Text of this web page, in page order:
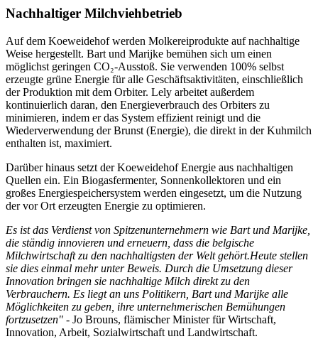
Nachhaltiger Milchviehbetrieb
Auf dem Koeweidehof werden Molkereiprodukte auf nachhaltige
Weise hergestellt. Bart und Marijke bemühen sich um einen
möglichst geringen CO₂-Ausstoß. Sie verwenden 100% selbst
erzeugte grüne Energie für alle Geschäftsaktivitäten, einschließlich
der Produktion mit dem Orbiter. Lely arbeitet außerdem
kontinuierlich daran, den Energieverbrauch des Orbiters zu
minimieren, indem er das System effizient reinigt und die
Wiederverwendung der Brunst (Energie), die direkt in der Kuhmilch
enthalten ist, maximiert.
Darüber hinaus setzt der Koeweidehof Energie aus nachhaltigen
Quellen ein. Ein Biogasfermenter, Sonnenkollektoren und ein
großes Energiespeichersystem werden eingesetzt, um die Nutzung
der vor Ort erzeugten Energie zu optimieren.
Es ist das Verdienst von Spitzenunternehmern wie Bart und Marijke,
die ständig innovieren und erneuern, dass die belgische
Milchwirtschaft zu den nachhaltigsten der Welt gehört.Heute stellen
sie dies einmal mehr unter Beweis. Durch die Umsetzung dieser
Innovation bringen sie nachhaltige Milch direkt zu den
Verbrauchern. Es liegt an uns Politikern, Bart und Marijke alle
Möglichkeiten zu geben, ihre unternehmerischen Bemühungen
fortzusetzen" - Jo Brouns, flämischer Minister für Wirtschaft,
Innovation, Arbeit, Sozialwirtschaft und Landwirtschaft.